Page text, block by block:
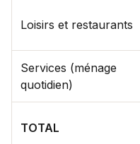
Loisirs et restaurants
Services (ménage
quotidien)
TOTAL